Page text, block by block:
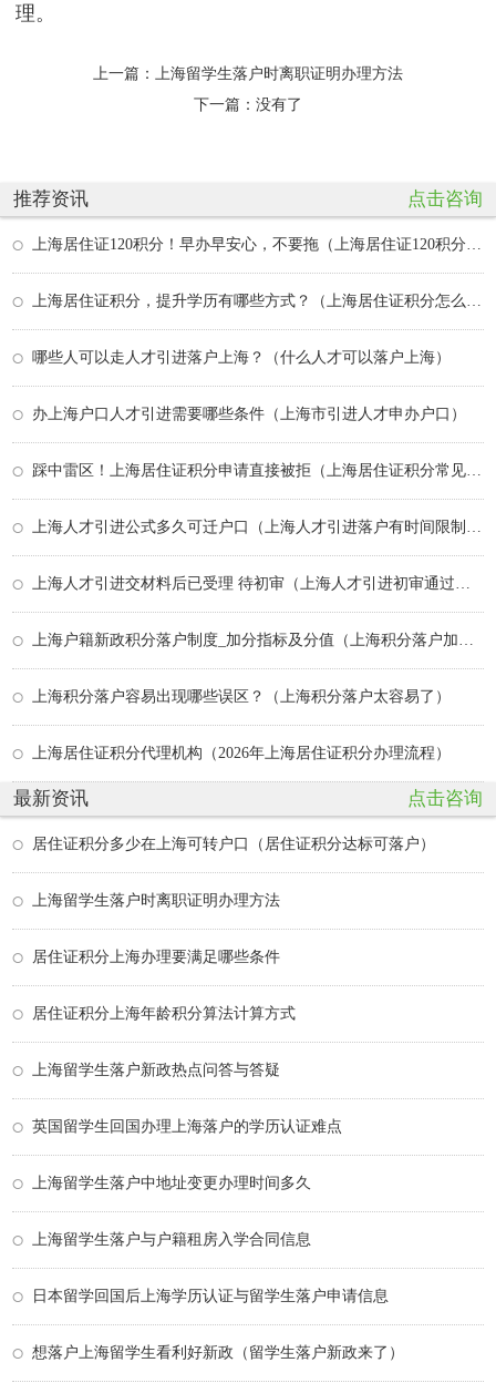
理。
上一篇：
上海留学生落户时离职证明办理方法
下一篇：没有了
推荐资讯 点击咨询
哪些人可以走人才引进落户上海？（什么人才可以落户上海）
办上海户口人才引进需要哪些条件（上海市引进人才申办户口）
上海积分落户容易出现哪些误区？（上海积分落户太容易了）
上海居住证积分代理机构（2026年上海居住证积分办理流程）
最新资讯 点击咨询
居住证积分多少在上海可转户口（居住证积分达标可落户）
上海留学生落户时离职证明办理方法
居住证积分上海办理要满足哪些条件
居住证积分上海年龄积分算法计算方式
上海留学生落户新政热点问答与答疑
英国留学生回国办理上海落户的学历认证难点
上海留学生落户中地址变更办理时间多久
上海留学生落户与户籍租房入学合同信息
日本留学回国后上海学历认证与留学生落户申请信息
想落户上海留学生看利好新政（留学生落户新政来了）